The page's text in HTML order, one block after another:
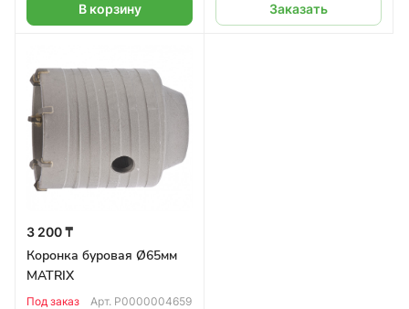
В корзину Заказать
3 200 ₸
Коронка буровая Ø65мм
MATRIX
Под заказ Арт. Р0000004659